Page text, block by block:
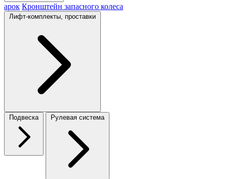
арок Кронштейн запасного колеса
Лифт-комплекты, проставки
Подвеска Рулевая система